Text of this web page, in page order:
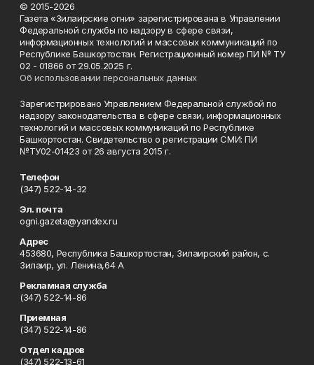
© 2015-2026
Газета «Зилаирские огни» зарегистрирована в Управлении
Федеральной службы по надзору в сфере связи,
информационных технологий и массовых коммуникаций по
Республике Башкортостан. Регистрационный номер ПИ № ТУ
02 - 01866 от 29.05.2025 г.
Об использовании персональных данных
Зарегистрировано Управлением Федеральной службой по
надзору законодательства в сфере связи, информационных
технологий и массовых коммуникаций по Республике
Башкортостан. Свидетельство о регистрации СМИ: ПИ
№ТУ02-01423 от 26 августа 2015 г.
Телефон
(347) 522-14-32
Эл. почта
ogni.gazeta@yandex.ru
Адрес
453680, Республика Башкортостан, Зилаирский район, с.
Зилаир, ул. Ленина,64 А
Рекламная служба
(347) 522-14-86
Приемная
(347) 522-14-86
Отдел кадров
(347) 522-13-61